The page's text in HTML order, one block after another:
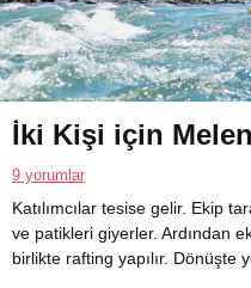
İki Kişi için
9 yorumlar
Katılımcılar tesise gelir. Ekip
ve patikleri giyerler. Ardından
birlikte rafting yapılır. Dönüşte